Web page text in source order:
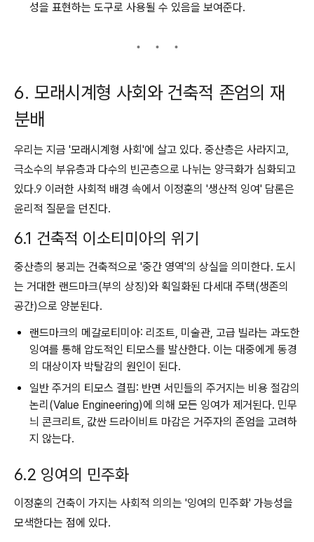
성을 표현하는 도구로 사용될 수 있음을 보여준다.
6. 모래시계형 사회와 건축적 존엄의 재
분배
우리는 지금 '모래시계형 사회'에 살고 있다. 중산층은 사라지고,
극소수의 부유층과 다수의 빈곤층으로 나뉘는 양극화가 심화되고
있다.9 이러한 사회적 배경 속에서 이정훈의 '생산적 잉여' 담론은
윤리적 질문을 던진다.
6.1 건축적 이소티미아의 위기
중산층의 붕괴는 건축적으로 '중간 영역'의 상실을 의미한다. 도시
는 거대한 랜드마크(부의 상징)와 획일화된 다세대 주택(생존의
공간)으로 양분된다.
랜드마크의 메갈로티미아: 리조트, 미술관, 고급 빌라는 과도한
잉여를 통해 압도적인 티모스를 발산한다. 이는 대중에게 동경
의 대상이자 박탈감의 원인이 된다.
일반 주거의 티모스 결핍: 반면 서민들의 주거지는 비용 절감의
논리(Value Engineering)에 의해 모든 잉여가 제거된다. 민무
늬 콘크리트, 값싼 드라이비트 마감은 거주자의 존엄을 고려하
지 않는다.
6.2 잉여의 민주화
이정훈의 건축이 가지는 사회적 의의는 '잉여의 민주화' 가능성을
모색한다는 점에 있다.